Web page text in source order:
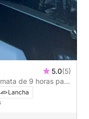
5.0(5)
de 9 horas para
Lancha